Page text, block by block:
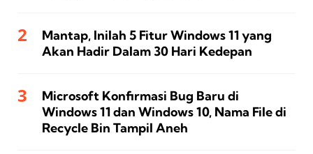
Mantap, Inilah 5 Fitur Windows 11 yang
Akan Hadir Dalam 30 Hari Kedepan
Microsoft Konfirmasi Bug Baru di
Windows 11 dan Windows 10, Nama File di
Recycle Bin Tampil Aneh